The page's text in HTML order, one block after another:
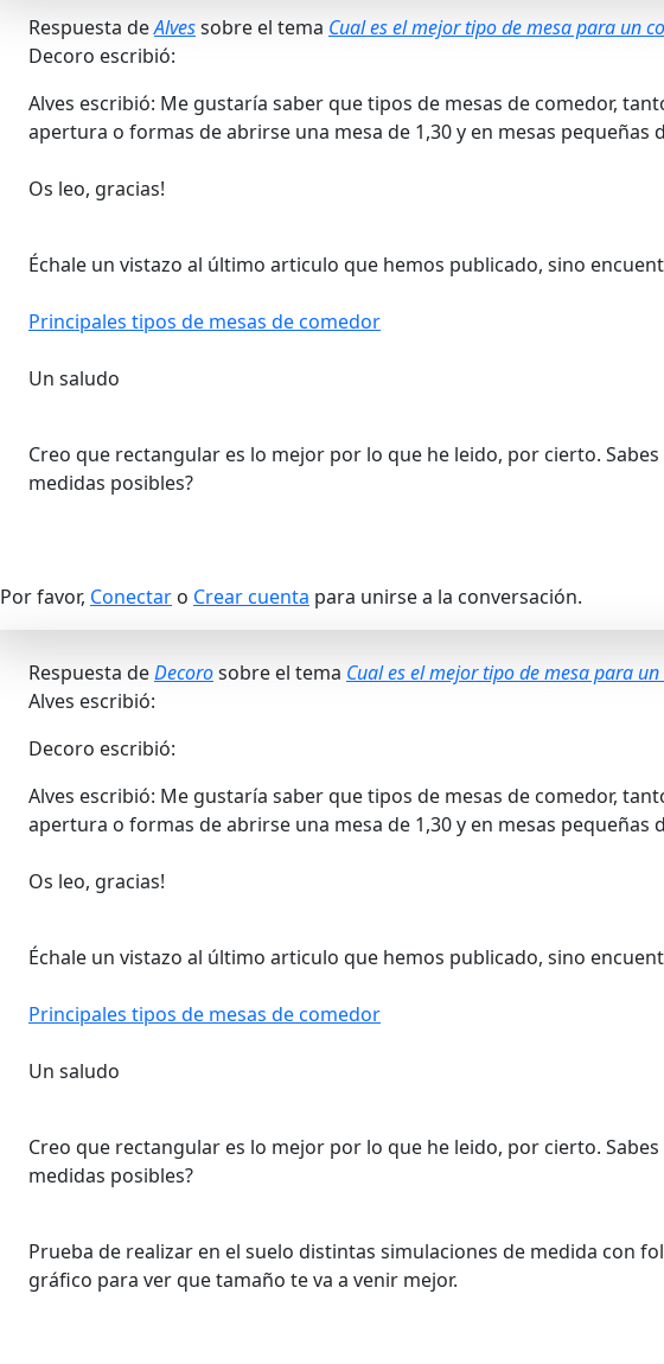
Respuesta deAlvessobre el tema Cual es el mejor tipo de mesa para un
Decoro escribió:
Alves escribió: Me gustaría saber que tipos de mesas de comedor,
apertura o formas de abrirse una mesa de 1,30 y en mesas
Os leo, gracias!
Échale un vistazo al último articulo que hemos publicado, sino
Principales tipos de mesas de comedor
Un saludo
Creo que rectangular es lo mejor por lo que he leido, por cierto.
medidas posibles?
Por favor, Conectaro Crear cuenta para unirse a la conversación.
Respuesta deDecorosobre el tema Cual es el mejor tipo de mesa para
Alves escribió:
Decoro escribió:
Alves escribió: Me gustaría saber que tipos de mesas de comedor,
apertura o formas de abrirse una mesa de 1,30 y en mesas
Os leo, gracias!
Échale un vistazo al último articulo que hemos publicado, sino
Principales tipos de mesas de comedor
Un saludo
Creo que rectangular es lo mejor por lo que he leido, por cierto.
medidas posibles?
Prueba de realizar en el suelo distintas simulaciones de medida con
gráfico para ver que tamaño te va a venir mejor.